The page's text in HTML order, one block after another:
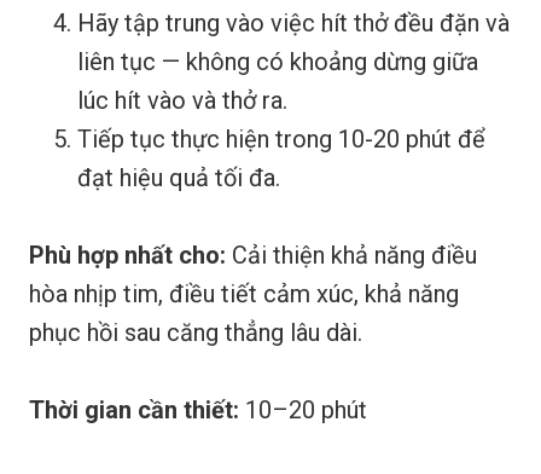
Hãy tập trung vào việc hít thở đều đặn và
liên tục — không có khoảng dừng giữa
lúc hít vào và thở ra.
Tiếp tục thực hiện trong 10-20 phút để
đạt hiệu quả tối đa.
Phù hợp nhất cho: Cải thiện khả năng điều
hòa nhịp tim, điều tiết cảm xúc, khả năng
phục hồi sau căng thẳng lâu dài.
Thời gian cần thiết: 10–20 phút